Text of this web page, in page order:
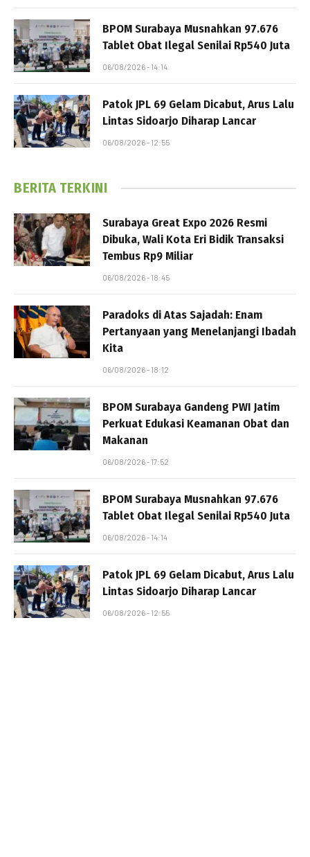
BPOM Surabaya Musnahkan 97.676
Tablet Obat Ilegal Senilai Rp540 Juta
06/08/2026 - 14:14
Patok JPL 69 Gelam Dicabut, Arus Lalu
Lintas Sidoarjo Diharap Lancar
06/08/2026 - 12:55
BERITA TERKINI
Surabaya Great Expo 2026 Resmi
Dibuka, Wali Kota Eri Bidik Transaksi
Tembus Rp9 Miliar
06/08/2026 - 18:45
Paradoks di Atas Sajadah: Enam
Pertanyaan yang Menelanjangi Ibadah
Kita
06/08/2026 - 18:12
BPOM Surabaya Gandeng PWI Jatim
Perkuat Edukasi Keamanan Obat dan
Makanan
06/08/2026 - 17:52
BPOM Surabaya Musnahkan 97.676
Tablet Obat Ilegal Senilai Rp540 Juta
06/08/2026 - 14:14
Patok JPL 69 Gelam Dicabut, Arus Lalu
Lintas Sidoarjo Diharap Lancar
06/08/2026 - 12:55